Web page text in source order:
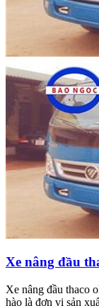
Xe nâng đầu
Xe nâng đầu thaco
hào là đơn vị sản